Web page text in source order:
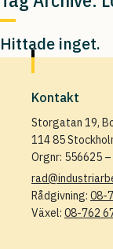
Hittade inget.
Kontakt
Storgatan 19,
114 85
Orgnr: 556625
Rådgivning: 08-
Växel: 08-762